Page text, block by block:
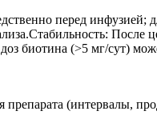
перед инфузией;
После
(>5 мг/сут)
(интервалы,